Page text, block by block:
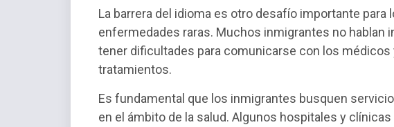
La barrera del idioma es otro desafío importante para
enfermedades raras. Muchos inmigrantes no hablan
tener dificultades para comunicarse con los
tratamientos.
Es fundamental que los inmigrantes busquen
en el ámbito de la salud. Algunos hospitales y